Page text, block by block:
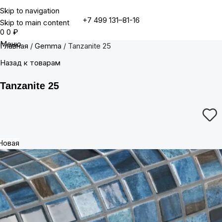
Skip to navigation
Skip to main content
+7 499 131–81-16
0 0 ₽
Меню
Главная Gemma
Tanzanite 25
Назад к товарам
Tanzanite 25